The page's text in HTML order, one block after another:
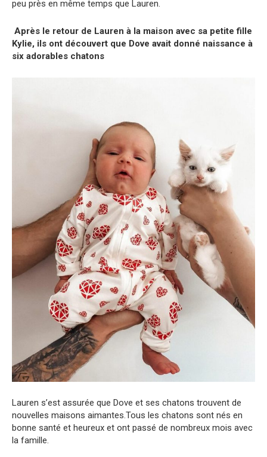
peu près en même temps que Lauren.
Après le retour de Lauren à la maison avec sa petite fille
Kylie, ils ont découvert que Dove avait donné naissance à
six adorables chatons
Lauren s’est assurée que Dove et ses chatons trouvent de
nouvelles maisons aimantes.Tous les chatons sont nés en
bonne santé et heureux et ont passé de nombreux mois avec
la famille.